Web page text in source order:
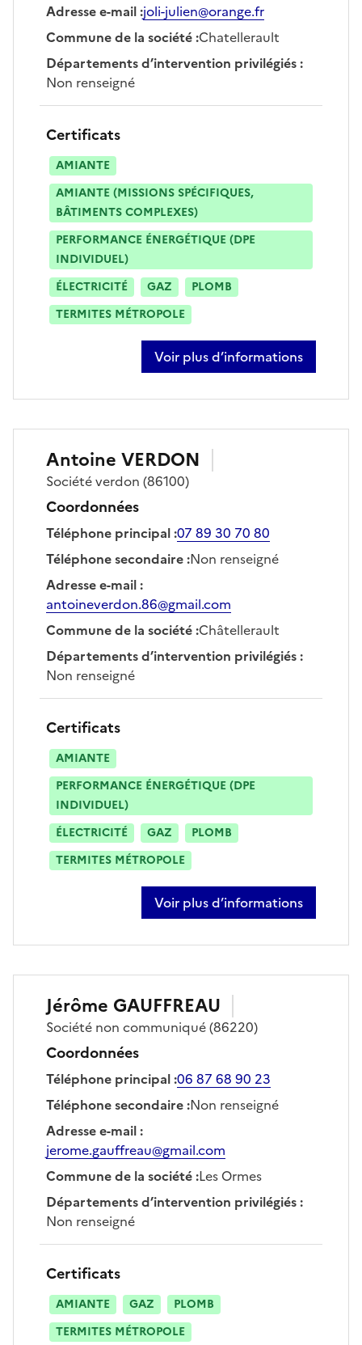
Adresse e-mail:joli-julien@orange.fr
Commune de la société:Chatellerault
Départements d’intervention privilégiés:
Non renseigné
Certificats
AMIANTE
AMIANTE (MISSIONS SPÉCIFIQUES,
BÂTIMENTS COMPLEXES)
PERFORMANCE ÉNERGÉTIQUE (DPE
INDIVIDUEL)
ÉLECTRICITÉ
GAZ
PLOMB
TERMITES MÉTROPOLE
Voir plus d’informations
sur julien joli
Antoine VERDON
Sociétéverdon (86100)
Coordonnées
Téléphone principal:07 89 30 70 80
Téléphone secondaire:Non renseigné
Adresse e-mail:
antoineverdon.86@gmail.com
Commune de la société:Châtellerault
Départements d’intervention privilégiés:
Non renseigné
Certificats
AMIANTE
PERFORMANCE ÉNERGÉTIQUE (DPE
INDIVIDUEL)
ÉLECTRICITÉ
GAZ
PLOMB
TERMITES MÉTROPOLE
Voir plus d’informations
sur antoine verdon
Jérôme GAUFFREAU
Société non communiqué(86220)
Coordonnées
Téléphone principal:06 87 68 90 23
Téléphone secondaire:Non renseigné
Adresse e-mail:
jerome.gauffreau@gmail.com
Commune de la société:Les Ormes
Départements d’intervention privilégiés:
Non renseigné
Certificats
AMIANTE GAZ
PLOMB
TERMITES MÉTROPOLE